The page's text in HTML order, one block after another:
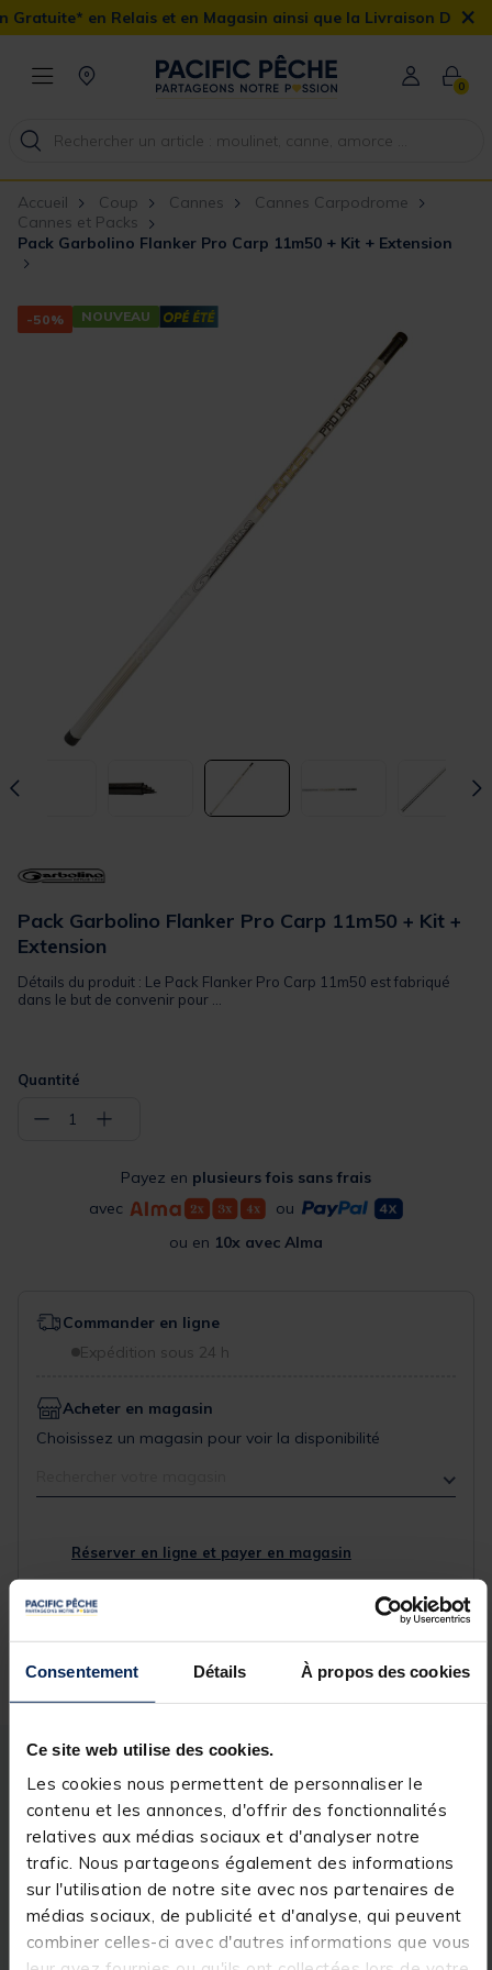
Consentement Détails À propos des cookies
Ce site web utilise des cookies.
Les cookies nous permettent de personnaliser le
contenu et les annonces, d'offrir des fonctionnalités
relatives aux médias sociaux et d'analyser notre
trafic. Nous partageons également des informations
sur l'utilisation de notre site avec nos partenaires de
médias sociaux, de publicité et d'analyse, qui peuvent
combiner celles-ci avec d'autres informations que vous
et en Magasin ainsi que la Livraison Domicile offerte dès
×
0
Accueil Coup Cannes
Cannes Carpodrome
Cannes et Packs
Pack Garbolino Flanker Pro Carp 11m50 + Kit + Extension
-50% NOUVEAU
Pack Garbolino Flanker Pro Carp 11m50 + Kit +
Extension
Détails du produit : Le Pack Flanker Pro Carp 11m50 est fabriqué
dans le but de convenir pour ...
Quantité
− 1 +
Payez en plusieurs fois sans frais
avec
ou
ou en 10x avec Alma
Commander en ligne
Expédition sous 24 h
Acheter en magasin
Choisissez un magasin pour voir la disponibilité
Réserver en ligne et payer en magasin
Livraison gratuite en point relais et magasin
Retour gratuit, 1 mois pour changer d’avis
Description & détails
Description
Le Pack Flanker Pro Carp 11m50 est fabriqué dans
le but de convenir pour la pêche de la carpe au coup